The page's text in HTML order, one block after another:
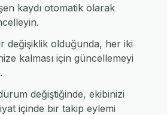
kaydı otomatik olarak
değişiklik olduğunda, her iki
kalması için güncellemeyi
değiştiğinde, ekibinizi
içinde bir takip eylemi